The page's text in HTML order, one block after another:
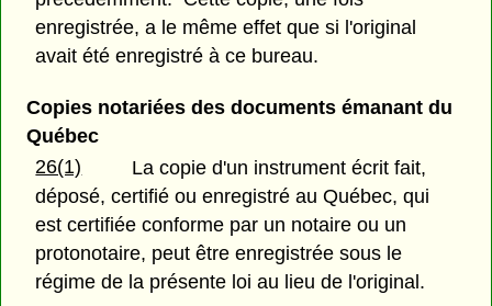
enregistrée, a le même effet que si l'original
avait été enregistré à ce bureau.
Copies notariées des documents émanant du
Québec
26(1)
La copie d'un instrument écrit fait,
déposé, certifié ou enregistré au Québec, qui
est certifiée conforme par un notaire ou un
protonotaire, peut être enregistrée sous le
régime de la présente loi au lieu de l'original.